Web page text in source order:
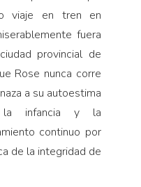
viaje en tren en
fuera
provincial de
Rose nunca corre
a su autoestima
la infancia y la
continuo por
de la integridad de